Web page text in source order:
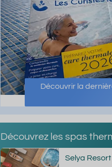
Découvrir la
Découvrez les spas
Selya